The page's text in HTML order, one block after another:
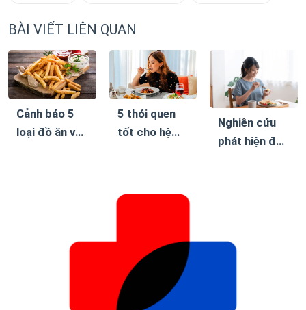
BÀI VIẾT LIÊN QUAN
Cảnh báo 5
loại đồ ăn vặt
5 thói quen
tốt cho hệ
không cần ăn
Nghiên cứu
phát hiện đây